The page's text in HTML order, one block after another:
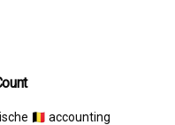
🇧🇪 accounting